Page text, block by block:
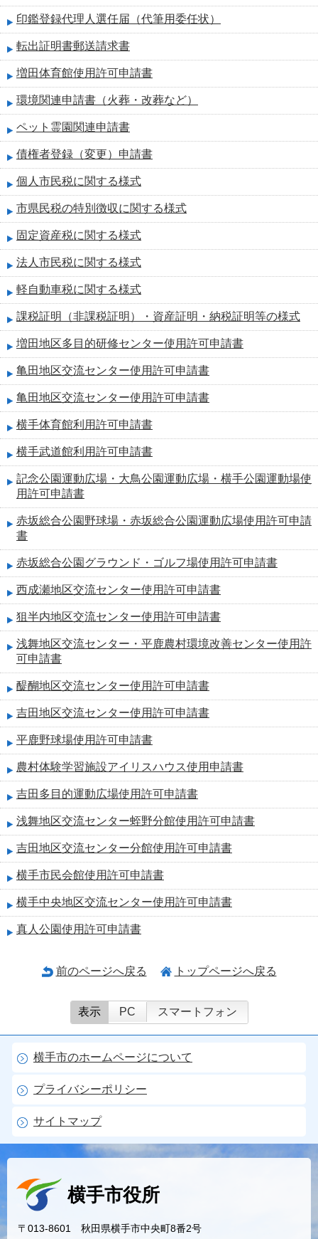
印鑑登録代理人選任届（代筆用委任状）
転出証明書郵送請求書
増田体育館使用許可申請書
環境関連申請書（火葬・改葬など）
ペット霊園関連申請書
債権者登録（変更）申請書
個人市民税に関する様式
市県民税の特別徴収に関する様式
固定資産税に関する様式
法人市民税に関する様式
軽自動車税に関する様式
課税証明（非課税証明）・資産証明・納税証明等の様式
増田地区多目的研修センター使用許可申請書
亀田地区交流センター使用許可申請書
亀田地区交流センター使用許可申請書
横手体育館利用許可申請書
横手武道館利用許可申請書
記念公園運動広場・大鳥公園運動広場・横手公園運動場使
用許可申請書
赤坂総合公園野球場・赤坂総合公園運動広場使用許可申請
書
赤坂総合公園グラウンド・ゴルフ場使用許可申請書
西成瀬地区交流センター使用許可申請書
狙半内地区交流センター使用許可申請書
浅舞地区交流センター・平鹿農村環境改善センター使用許
可申請書
醍醐地区交流センター使用許可申請書
吉田地区交流センター使用許可申請書
平鹿野球場使用許可申請書
農村体験学習施設アイリスハウス使用申請書
吉田多目的運動広場使用許可申請書
浅舞地区交流センター蛭野分館使用許可申請書
吉田地区交流センター分館使用許可申請書
横手市民会館使用許可申請書
横手中央地区交流センター使用許可申請書
真人公園使用許可申請書
前のページへ戻る トップページへ戻る
表示 PC スマートフォン
横手市のホームページについて
プライバシーポリシー
サイトマップ
横手市役所
〒013-8601 秋田県横手市中央町8番2号